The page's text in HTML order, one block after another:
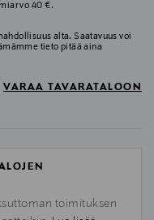
40 €.
alta. Saatavuus voi
tieto pitää aina
VARAA TAVARATALOON
toimituksen